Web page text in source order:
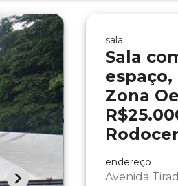
sala
Sala
espaço,
Zona
endereço
Avenida